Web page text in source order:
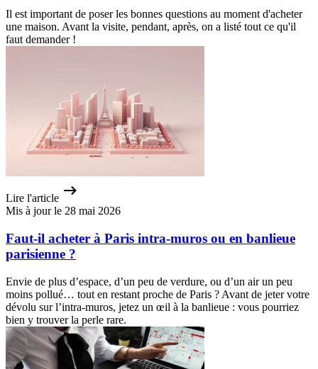
Il est important de poser les bonnes questions au moment d'acheter
une maison. Avant la visite, pendant, après, on a listé tout ce qu'il
faut demander !
Lire l'article
Mis à jour le 28 mai 2026
Faut-il acheter à Paris intra-muros ou en banlieue
parisienne ?
Envie de plus d’espace, d’un peu de verdure, ou d’un air un peu
moins pollué… tout en restant proche de Paris ? Avant de jeter votre
dévolu sur l’intra-muros, jetez un œil à la banlieue : vous pourriez
bien y trouver la perle rare.